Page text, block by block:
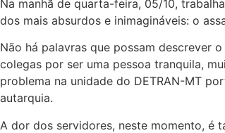
Na manhã de quarta-feira, 05/10,
dos mais absurdos e inimagináveis: o
Não há palavras que possam descrever
colegas por ser uma pessoa tranquila,
problema na unidade do DETRAN-MT
autarquia.
A dor dos servidores, neste momento, é